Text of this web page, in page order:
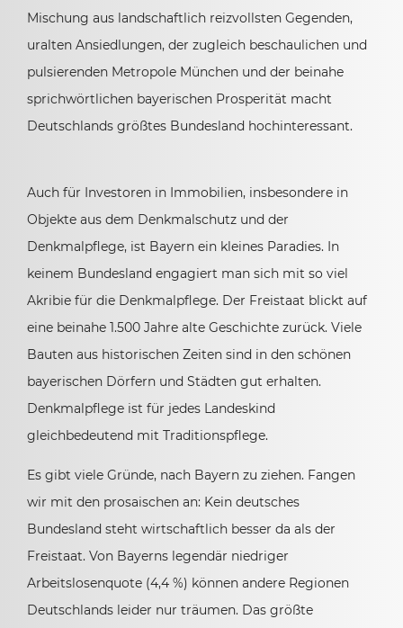
Mischung aus landschaftlich reizvollsten Gegenden,
uralten Ansiedlungen, der zugleich beschaulichen und
pulsierenden Metropole München und der beinahe
sprichwörtlichen bayerischen Prosperität macht
Deutschlands größtes Bundesland hochinteressant.
Auch für Investoren in Immobilien, insbesondere in
Objekte aus dem Denkmalschutz und der
Denkmalpflege, ist Bayern ein kleines Paradies. In
keinem Bundesland engagiert man sich mit so viel
Akribie für die Denkmalpflege. Der Freistaat blickt auf
eine beinahe 1.500 Jahre alte Geschichte zurück. Viele
Bauten aus historischen Zeiten sind in den schönen
bayerischen Dörfern und Städten gut erhalten.
Denkmalpflege ist für jedes Landeskind
gleichbedeutend mit Traditionspflege.
Es gibt viele Gründe, nach Bayern zu ziehen. Fangen
wir mit den prosaischen an: Kein deutsches
Bundesland steht wirtschaftlich besser da als der
Freistaat. Von Bayerns legendär niedriger
Arbeitslosenquote (4,4 %) können andere Regionen
Deutschlands leider nur träumen. Das größte